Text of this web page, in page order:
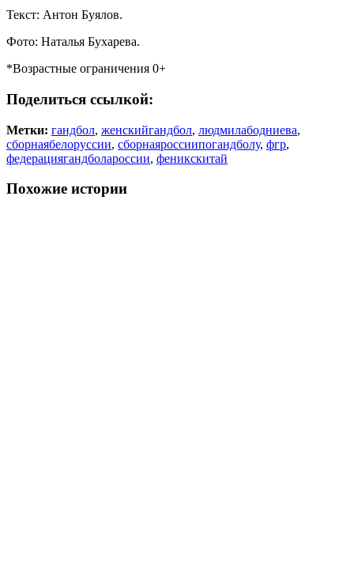
Текст: Антон Буялов.
Фото: Наталья Бухарева.
*Возрастные ограничения 0+
Поделиться ссылкой:
Метки: гандбол, женскийгандбол, людмилабодниева,
сборнаябелоруссии, сборнаяроссиипогандболу, фгр,
федерациягандболароссии, феникскитай
Похожие истории